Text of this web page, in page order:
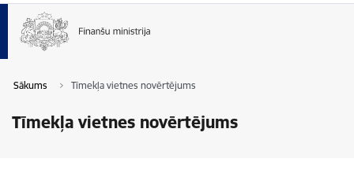
Sākums Tīmekļa vietnes novērtējums
Tīmekļa vietnes novērtējums